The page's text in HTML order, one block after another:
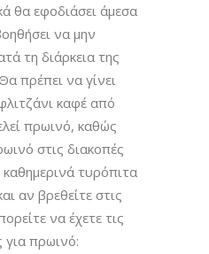
θα εφοδιάσει άμεσα
να μην
τη διάρκεια της
πρέπει να γίνει
καφέ από
πρωινό, καθώς
στις διακοπές
τυρόπιτα
αν βρεθείτε στις
να έχετε τις
για πρωινό: